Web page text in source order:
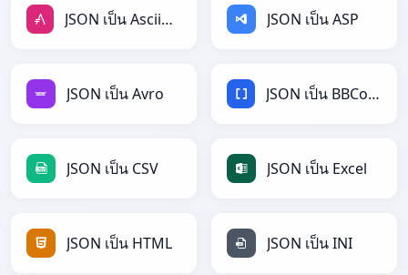
JSON เป็น AsciiDoc JSON เป็น ASP
JSON เป็น Avro JSON เป็น BBCode
JSON เป็น CSV JSON เป็น Excel
JSON เป็น HTML JSON เป็น INI